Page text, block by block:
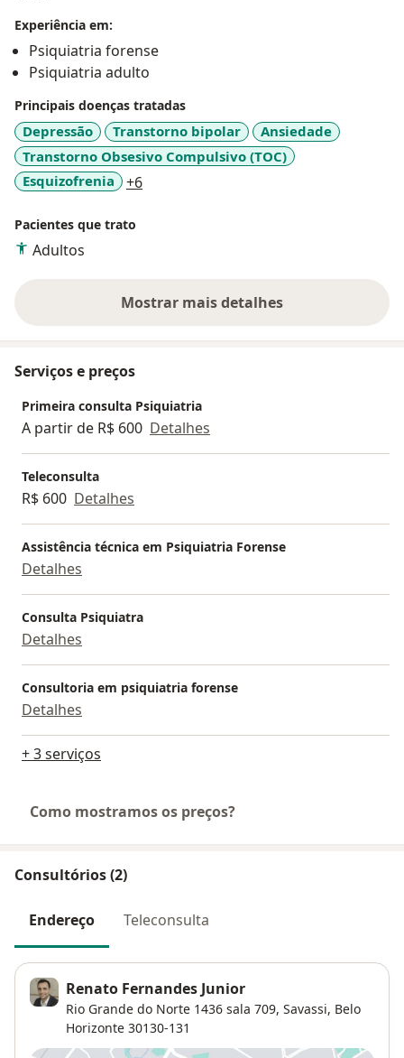
Experiência em:
Psiquiatria forense
Psiquiatria adulto
Principais doenças tratadas
Depressão Transtorno bipolar
Ansiedade
Transtorno Obsesivo Compulsivo (TOC)
Esquizofrenia
+6a11y_sr_more_diseases
Pacientes que trato
Adultos
Mostrar mais detalhes
sobre a experiência
Serviços e preços
Primeira consulta Psiquiatria
A partir de R$ 600 Detalhes
Teleconsulta
R$ 600 Detalhes
Assistência técnica em Psiquiatria Forense
Detalhes
Consulta Psiquiatra
Detalhes
Consultoria em psiquiatria forense
Detalhes
+ 3 serviços
Como mostramos os preços?
Consultórios (2)
Endereço Teleconsulta
Renato Fernandes Junior
Rio Grande do Norte 1436 sala 709, Savassi, Belo
Horizonte 30130-131